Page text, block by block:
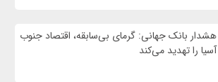
هشدار بانک جهانی: گرمای بی‌سابقه، اقتصاد جنوب
آسیا را تهدید می‌کند